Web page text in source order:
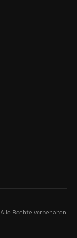
Alle Rechte vorbehalten.